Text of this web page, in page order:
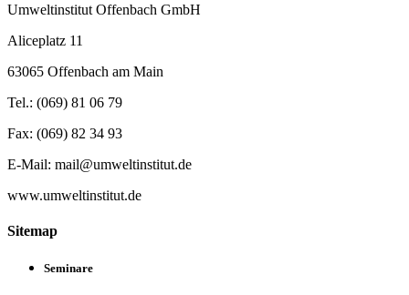
Umweltinstitut Offenbach GmbH
Aliceplatz 11
63065 Offenbach am Main
Tel.: (069) 81 06 79
Fax: (069) 82 34 93
E-Mail: mail@umweltinstitut.de
www.umweltinstitut.de
Sitemap
Seminare